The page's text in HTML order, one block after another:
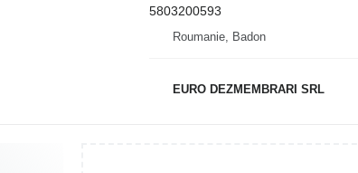
5803200593
Roumanie, Badon
EURO DEZMEMBRARI SRL